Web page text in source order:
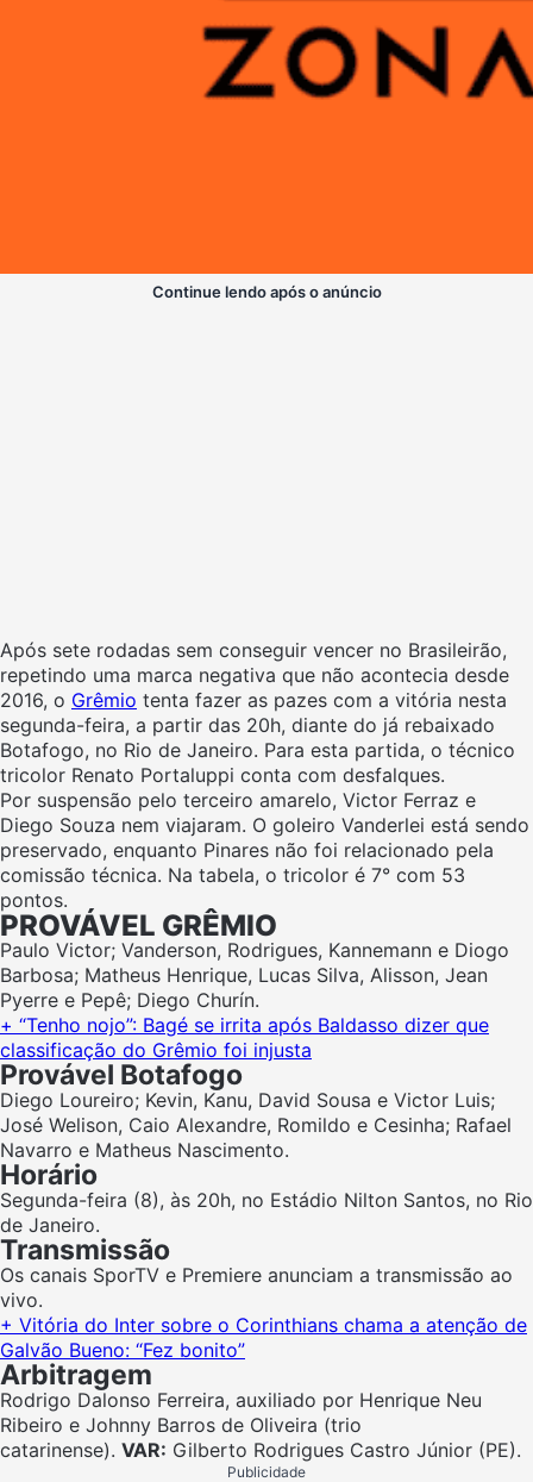
Continue lendo após o anúncio
Após sete rodadas sem conseguir vencer no Brasileirão,
repetindo uma marca negativa que não acontecia desde
2016, o Grêmio tenta fazer as pazes com a vitória nesta
segunda-feira, a partir das 20h, diante do já rebaixado
Botafogo, no Rio de Janeiro. Para esta partida, o técnico
tricolor Renato Portaluppi conta com desfalques.
Por suspensão pelo terceiro amarelo, Victor Ferraz e
Diego Souza nem viajaram. O goleiro Vanderlei está sendo
preservado, enquanto Pinares não foi relacionado pela
comissão técnica. Na tabela, o tricolor é 7° com 53
pontos.
PROVÁVEL GRÊMIO
Paulo Victor; Vanderson, Rodrigues, Kannemann e Diogo
Barbosa; Matheus Henrique, Lucas Silva, Alisson, Jean
Pyerre e Pepê; Diego Churín.
+ “Tenho nojo”: Bagé se irrita após Baldasso dizer que
classificação do Grêmio foi injusta
Provável Botafogo
Diego Loureiro; Kevin, Kanu, David Sousa e Victor Luis;
José Welison, Caio Alexandre, Romildo e Cesinha; Rafael
Navarro e Matheus Nascimento.
Horário
Segunda-feira (8), às 20h, no Estádio Nilton Santos, no Rio
de Janeiro.
Transmissão
Os canais SporTV e Premiere anunciam a transmissão ao
vivo.
+ Vitória do Inter sobre o Corinthians chama a atenção de
Galvão Bueno: “Fez bonito”
Arbitragem
Rodrigo Dalonso Ferreira, auxiliado por Henrique Neu
Ribeiro e Johnny Barros de Oliveira (trio
catarinense). VAR: Gilberto Rodrigues Castro Júnior (PE).
Publicidade